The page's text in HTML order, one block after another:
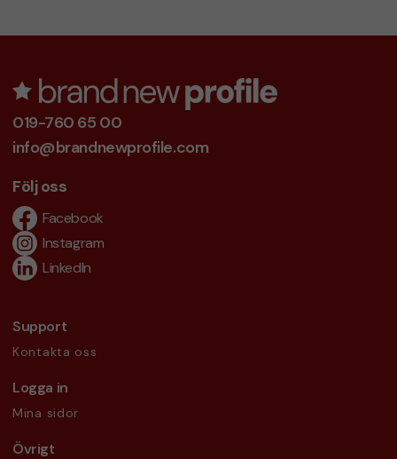
019-760 65 00
info@brandnewprofile.com
Följ oss
Facebook
Instagram
LinkedIn
Support
Kontakta oss
Logga in
Mina sidor
Övrigt